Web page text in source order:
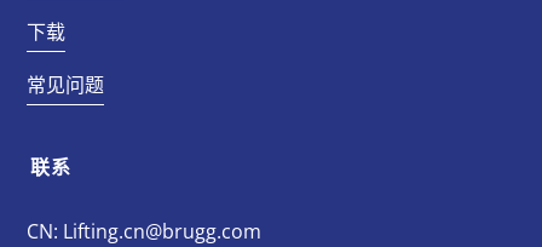
下载
常见问题
联系
CN: Lifting.cn@brugg.com